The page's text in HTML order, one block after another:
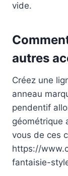
vide.
autres
Créez une
anneau
pendentif
géométrique
vous de ces
https://
fantaisie-